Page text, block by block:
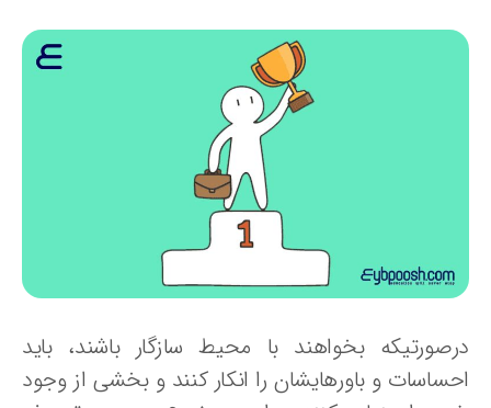
بخواهند با محیط سازگار باشند، باید
و باورهایشان را انکار کنند و بخشی از وجود